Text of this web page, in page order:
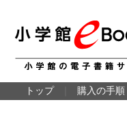
トップ 購入の手順